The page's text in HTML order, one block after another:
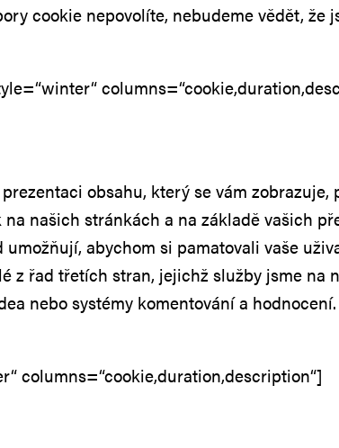
cookie nepovolíte, nebudeme vědět, že
obsahu, který se vám zobrazuje,
našich stránkách a na základě vašich
abychom si pamatovali vaše
z řad třetích stran, jejichž služby jsme na
nebo systémy komentování a
columns=“cookie,duration,description“]